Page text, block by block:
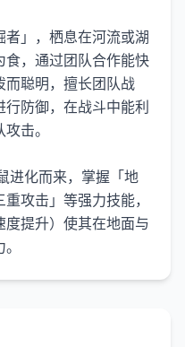
」，栖息在河流或湖
食，通过团队合作能快
而聪明，擅长团队战
防御，在战斗中能利
击。
进化而来，掌握「地
攻击」等强力技能，
提升）使其在地面与